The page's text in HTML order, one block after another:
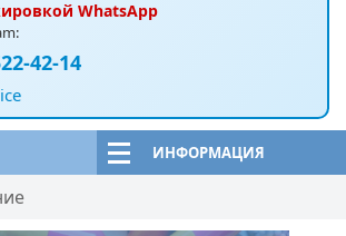
ИНФОРМАЦИЯ
WhatsApp
42-14